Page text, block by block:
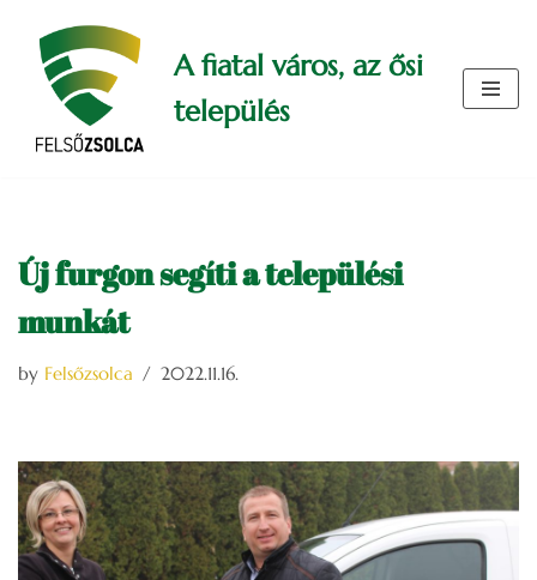
Skip
content
A fiatal város, az ősi
település
Új furgon segíti a települési
munkát
by Felsőzsolca 2022.11.16.